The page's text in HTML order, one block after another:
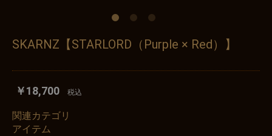
SKARNZ【STARLORD（Purple × Red）】
￥18,700 税込
関連カテゴリ
アイテム